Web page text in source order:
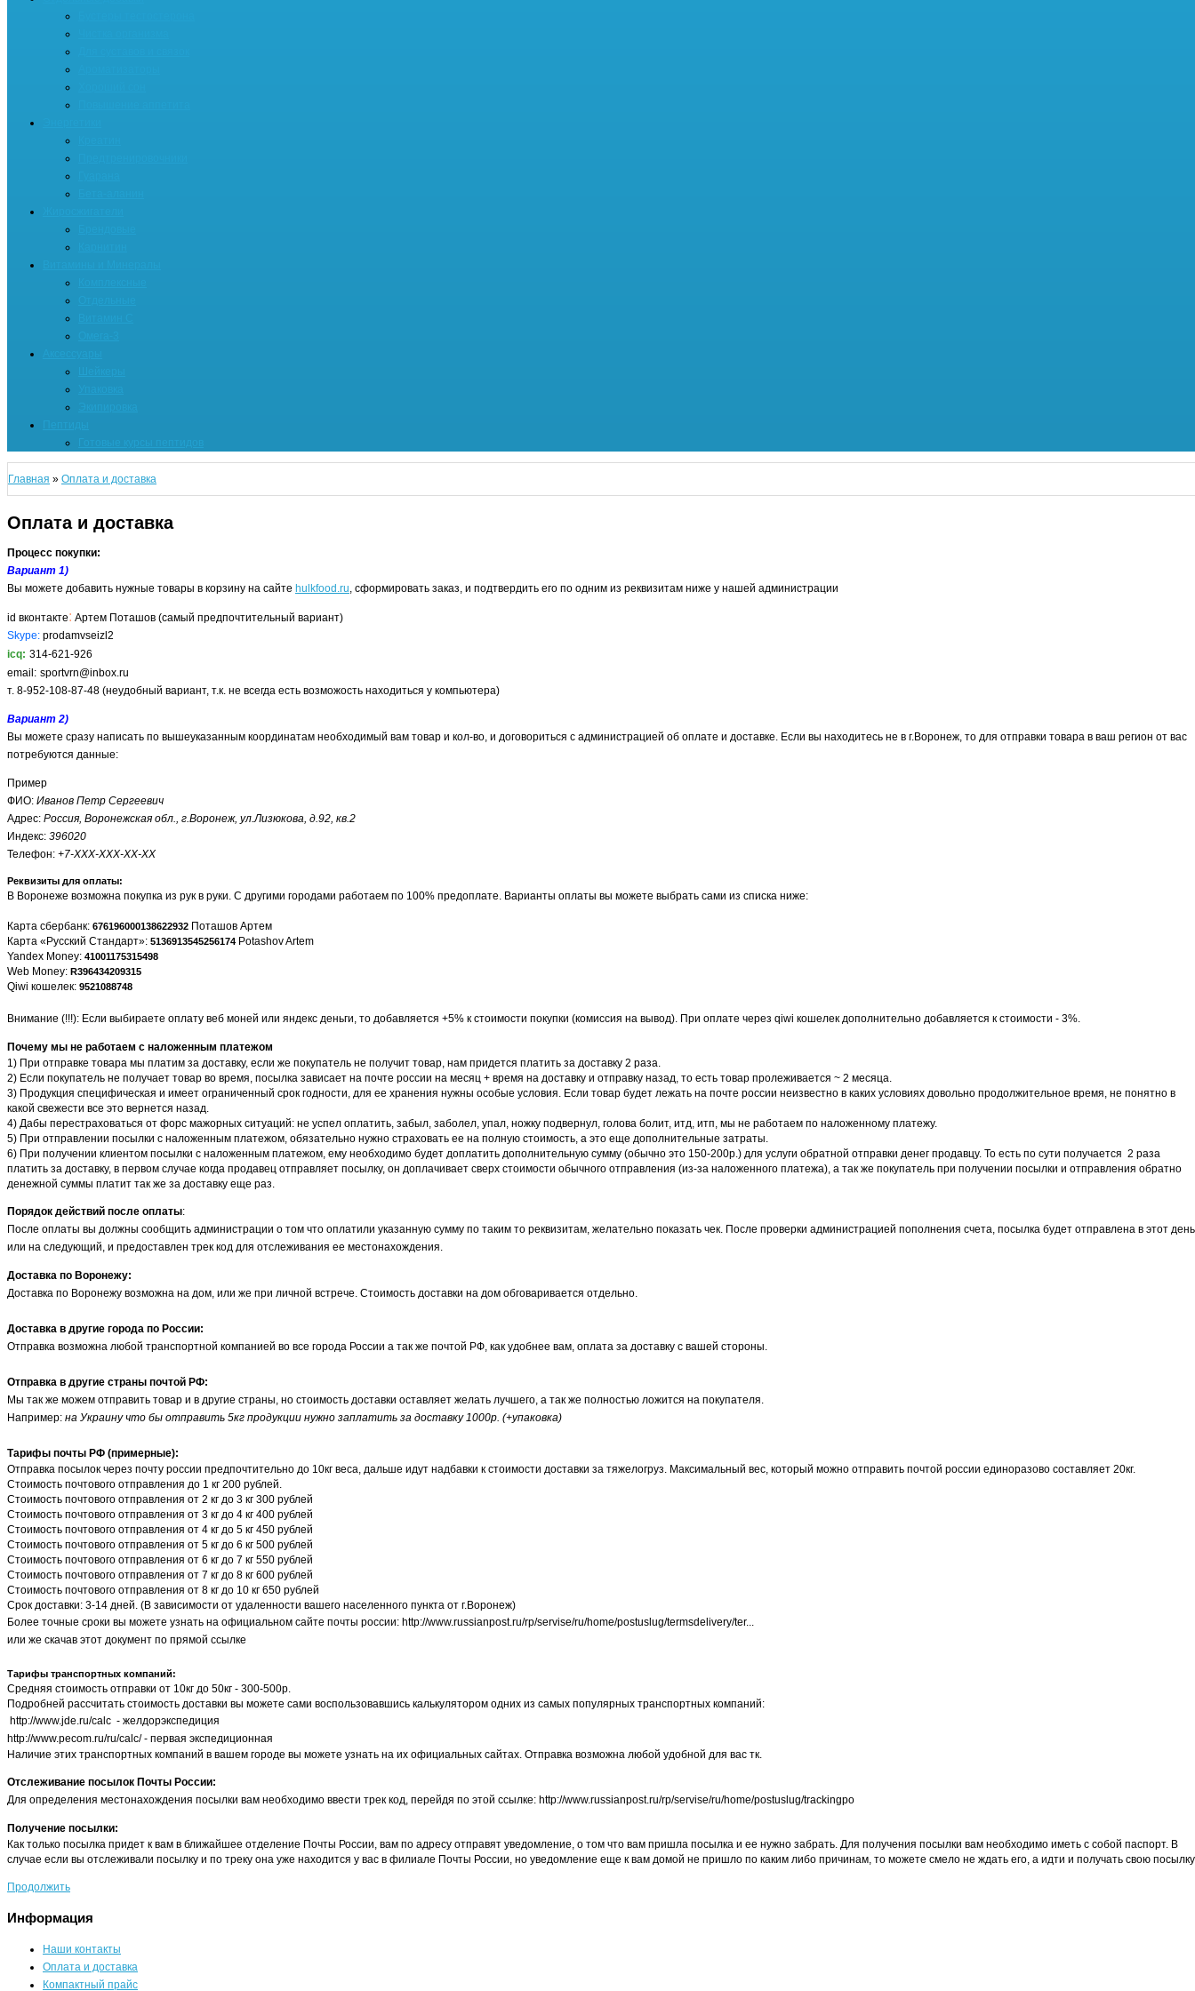
Главная » Оплата и доставка
Оплата и доставка
Процесс покупки:
Вариант 1)
Вы можете добавить нужные товары в корзину на сайте hulkfood.ru , сформировать заказ, и подтвердить его по одним из реквизитам ниже у нашей администрации
id вконтакте: Артем Поташов (самый предпочтительный вариант)
Skype: prodamvseizl2
icq: 314-621-926
email: sportvrn@inbox.ru
т. 8-952-108-87-48 (неудобный вариант, т.к. не всегда есть возможость находиться у компьютера)
Вариант 2)
Вы можете сразу написать по вышеуказанным координатам необходимый вам товар и кол-во, и договориться с администрацией об оплате и доставке. Если вы находитесь не в г.Воронеж, то для отправки товара в ваш регион от вас
потребуются данные:
Пример
ФИО: Иванов Петр Сергеевич
Адрес: Россия, Воронежская обл., г.Воронеж, ул.Лизюкова, д.92, кв.2
Индекс: 396020
Телефон: +7-XXX-XXX-XX-XX
Реквизиты для оплаты:
В Воронеже возможна покупка из рук в руки. С другими городами работаем по 100% предоплате. Варианты оплаты вы можете выбрать сами из списка ниже:
Карта сбербанк: 676196000138622932 Поташов Артем
Карта «Русский Стандарт»: 5136913545256174 Potashov Artem
Yandex Money: 41001175315498
Web Money: R396434209315
Qiwi кошелек: 9521088748
Внимание (!!!): Если выбираете оплату веб моней или яндекс деньги , то добавляется +5% к стоимости покупки (комиссия на вывод). При оплате через qiwi кошелек дополнительно добавляется к стоимости - 3%.
Почему мы не работаем с наложенным платежом
1) При отправке товара мы платим за доставку, если же покупатель не получит товар, нам придется платить за доставку 2 раза.
2) Если покупатель не получает товар во время, посылка зависает на почте россии на месяц + время на доставку и отправку назад, то есть товар пролеживается ~ 2 месяца.
3) Продукция специфическая и имеет ограниченный срок годности, для ее хранения нужны особые условия. Если товар будет лежать на почте россии неизвестно в каких условиях довольно продолжительное время, не понятно в
какой свежести все это вернется назад.
4) Дабы перестраховаться от форс мажорных ситуаций: не успел оплатить, забыл, заболел, упал, ножку подвернул, голова болит, итд, итп, мы не работаем по наложенному платежу.
5) При отправлении посылки с наложенным платежом, обязательно нужно страховать ее на полную стоимость, а это еще дополнительные затраты.
6) При получении клиентом посылки с наложенным платежом, ему необходимо будет доплатить дополнительную сумму (обычно это 150-200р.) для услуги обратной отправки денег продавцу. То есть по сути получается 2 раза
платить за доставку, в первом случае когда продавец отправляет посылку, он доплачивает сверх стоимости обычного отправления (из-за наложенного платежа), а так же покупатель при получении посылки и отправления обратно
денежной суммы платит так же за доставку еще раз.
Порядок действий после оплаты:
После оплаты вы должны сообщить администрации о том что оплатили указанную сумму по таким то реквизитам, желательно показать чек. После проверки администрацией пополнения счета, посылка будет отправлена в этот день
или на следующий, и предоставлен трек код для отслеживания ее местонахождения.
Доставка по Воронежу:
Доставка по Воронежу возможна на дом, или же при личной встрече. Стоимость доставки на дом обговаривается отдельно.
Доставка в другие города по России:
Отправка возможна любой транспортной компанией во все города России а так же почтой РФ, как удобнее вам, оплата за доставку с вашей стороны.
Отправка в другие страны почтой РФ:
Мы так же можем отправить товар и в другие страны, но стоимость доставки оставляет желать лучшего, а так же полностью ложится на покупателя.
Например: на Украину что бы отправить 5кг продукции нужно заплатить за доставку 1000р. (+упаковка)
Тарифы почты РФ (примерные):
Отправка посылок через почту россии предпочтительно до 10кг веса, дальше идут надбавки к стоимости доставки за тяжелогруз. Максимальный вес, который можно отправить почтой россии единоразово составляет 20кг.
Стоимость почтового отправления до 1 кг 200 рублей.
Стоимость почтового отправления от 2 кг до 3 кг 300 рублей
Стоимость почтового отправления от 3 кг до 4 кг 400 рублей
Стоимость почтового отправления от 4 кг до 5 кг 450 рублей
Стоимость почтового отправления от 5 кг до 6 кг 500 рублей
Стоимость почтового отправления от 6 кг до 7 кг 550 рублей
Стоимость почтового отправления от 7 кг до 8 кг 600 рублей
Стоимость почтового отправления от 8 кг до 10 кг 650 рублей
Срок доставки: 3-14 дней. (В зависимости от удаленности вашего населенного пункта от г.Воронеж)
Более точные сроки вы можете узнать на официальном сайте почты россии: http://www.russianpost.ru/rp/servise/ru/home/postuslug/termsdelivery/ter...
или же скачав этот документ по прямой ссылке
Тарифы транспортных компаний:
Средняя стоимость отправки от 10кг до 50кг - 300-500р.
Подробней рассчитать стоимость доставки вы можете сами воспользовавшись калькулятором одних из самых популярных транспортных компаний:
http://www.jde.ru/calc - желдорэкспедиция
http://www.pecom.ru/ru/calc/- первая экспедиционная
Наличие этих транспортных компаний в вашем городе вы можете узнать на их официальных сайтах. Отправка возможна любой удобной для вас тк.
Отслеживание посылок Почты России:
Для определения местонахождения посылки вам необходимо ввести трек код, перейдя по этой ссылке: http://www.russianpost.ru/rp/servise/ru/home/postuslug/trackingpo
Получение посылки:
Как только посылка придет к вам в ближайшее отделение Почты России, вам по адресу отправят уведомление, о том что вам пришла посылка и ее нужно забрать. Для получения посылки вам необходимо иметь с собой паспорт. В
случае если вы отслеживали посылку и по треку она уже находится у вас в филиале Почты России, но уведомление еще к вам домой не пришло по каким либо причинам, то можете смело не ждать его, а идти и получать свою
Продолжить
Информация
Наши контакты
Оплата и доставка
Компактный прайс